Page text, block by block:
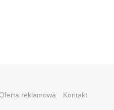
reklamowa Kontakt